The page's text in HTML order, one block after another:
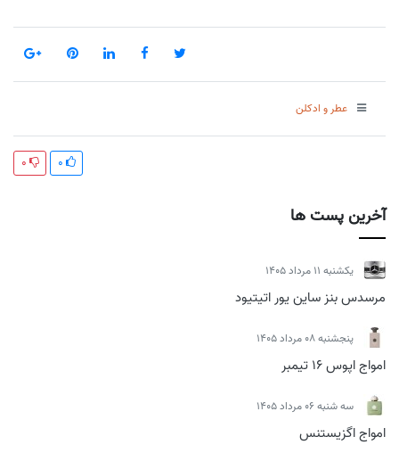
آخرین پست ها
يكشنبه 11 مرداد 1405
مرسدس بنز ساین یور اتیتیود
پنجشنبه 08 مرداد 1405
امواج اپوس 16 تیمبر
سه شنبه 06 مرداد 1405
امواج اگزیستنس
عطر و ادکلن